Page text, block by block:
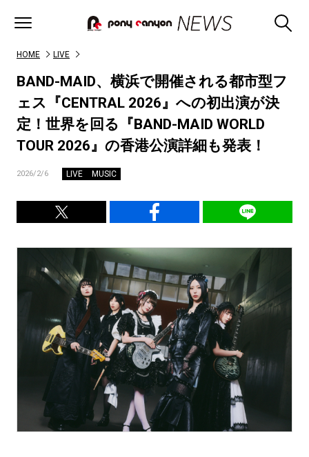
HOME LIVE
BAND-MAID、横浜で開催される都市型フ
ェス『CENTRAL 2026』への初出演が決
定！世界を回る『BAND-MAID WORLD
TOUR 2026』の香港公演詳細も発表！
2026/2/6 LIVE MUSIC